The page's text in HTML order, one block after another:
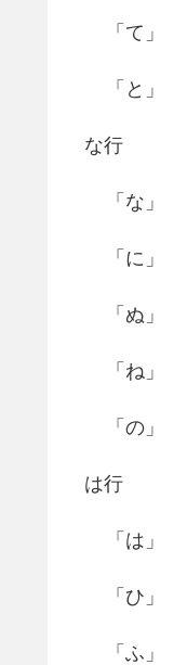
「て」
「と」
な行
「な」
「に」
「ぬ」
「ね」
「の」
は行
「は」
「ひ」
「ふ」